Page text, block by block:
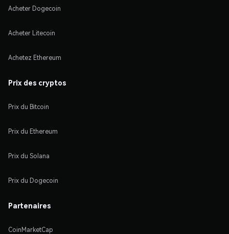
Acheter Dogecoin
Acheter Litecoin
Achetez Ethereum
Prix des cryptos
Prix du Bitcoin
Prix du Ethereum
Prix du Solana
Prix du Dogecoin
Partenaires
CoinMarketCap